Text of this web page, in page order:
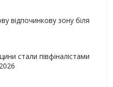
відпочинкову зону біля
стали півфіналістами